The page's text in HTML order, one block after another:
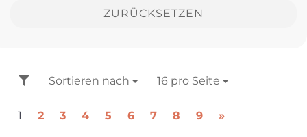
ZURÜCKSETZEN
FILTERSortieren nach
Sortieren nach 16 pro Seite
pro Seite
1 2 3 4 5 6 7 8 9 »